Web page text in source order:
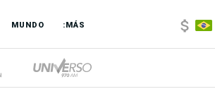
MUNDO :MÁS